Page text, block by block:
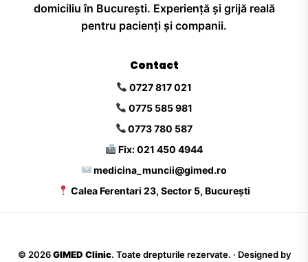
domiciliu în București. Experiență și grijă reală
pentru pacienți și companii.
Contact
0727 817 021
0775 585 981
0773 780 587
Fix: 021 450 4944
medicina_muncii@gimed.ro
Calea Ferentari 23, Sector 5, București
© 2026 GIMED Clinic. Toate drepturile rezervate. · Designed by